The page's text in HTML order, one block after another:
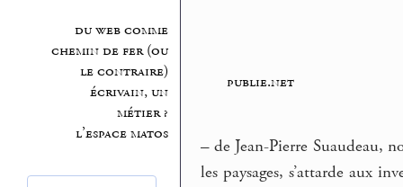
du web comme
chemin de fer (ou
le contraire)
écrivain, un
métier ?
l’espace matos
publie.net
– de Jean-Pierre Suaudeau,
les paysages, s’attarde aux